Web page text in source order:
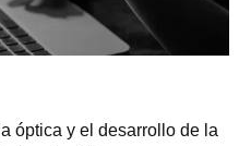
óptica y el desarrollo de la